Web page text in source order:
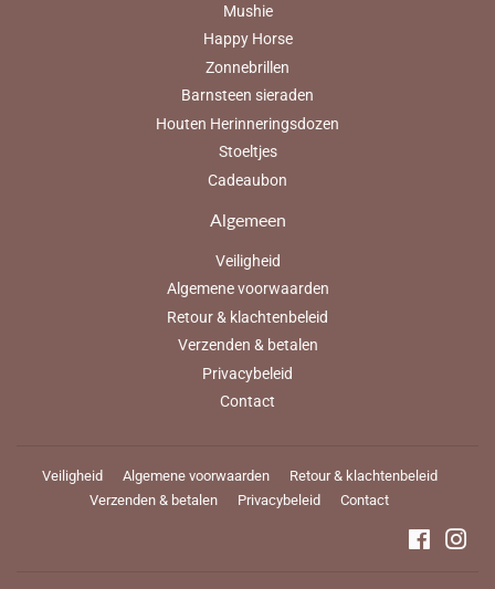
Mushie
Happy Horse
Zonnebrillen
Barnsteen sieraden
Houten Herinneringsdozen
Stoeltjes
Cadeaubon
Algemeen
Veiligheid
Algemene voorwaarden
Retour & klachtenbeleid
Verzenden & betalen
Privacybeleid
Contact
Veiligheid Algemene voorwaarden
Retour & klachtenbeleid
Verzenden & betalen
Privacybeleid Contact